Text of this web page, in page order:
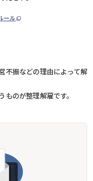
ール
不振などの理由によって解
のが整理解雇です。